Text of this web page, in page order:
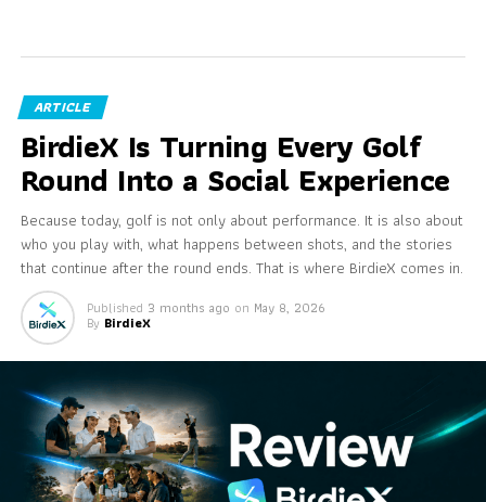
ARTICLE
BirdieX Is Turning Every Golf
Round Into a Social Experience
Because today, golf is not only about performance. It is also about
who you play with, what happens between shots, and the stories
that continue after the round ends. That is where BirdieX comes in.
Published 3 months ago on May 8, 2026
By BirdieX